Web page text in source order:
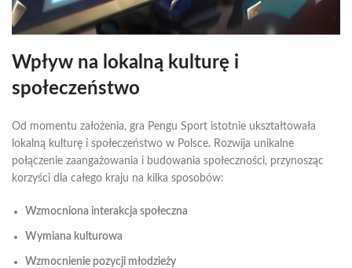
Wpływ na lokalną kulturę i
społeczeństwo
Od momentu założenia, gra Pengu Sport istotnie ukształtowała
lokalną kulturę i społeczeństwo w Polsce. Rozwija unikalne
połączenie zaangażowania i budowania społeczności, przynosząc
korzyści dla całego kraju na kilka sposobów:
Wzmocniona interakcja społeczna
Wymiana kulturowa
Wzmocnienie pozycji młodzieży